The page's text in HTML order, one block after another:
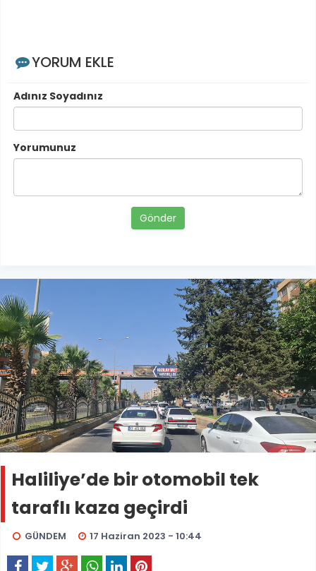
YORUM EKLE
Adınız Soyadınız
Yorumunuz
Gönder
Haliliye’de bir otomobil tek
taraflı kaza geçirdi
GÜNDEM 17 Haziran 2023 - 10:44